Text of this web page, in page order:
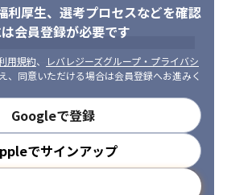
チアップ
その関連技術の学習・調査も業務の一環
す。
Japanを始めとするカンファレンスや勉
ます。
率化
いて最新情報のキャッチアップとプロジ
ていただきます。
率化やテストコードの拡充によるアプリ
だきます。
厚生、 選考プロセスなどを確認
会員登録が必要です
用規約、
レバレジーズグループ・プライバシ
、同意いただける場合は会員登録へお進みく
Googleで登録
でサインアップ